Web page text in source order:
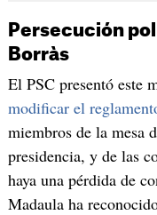
Persecución
Borràs
El PSC presentó este
modificar el
miembros de la mesa
presidencia, y de las
haya una pérdida de
Madaula ha